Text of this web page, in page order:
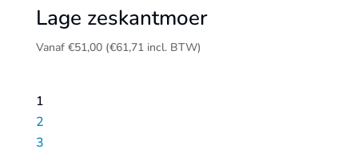
Lage zeskantmoer
Vanaf €51,00 (€61,71incl. BTW)
1
2
3